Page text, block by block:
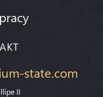
state.com
II